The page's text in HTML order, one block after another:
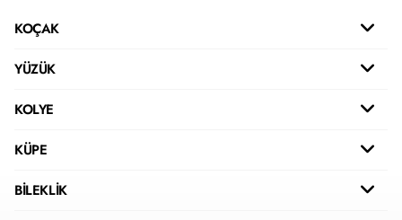
KOÇAK
YÜZÜK
KOLYE
KÜPE
BİLEKLİK